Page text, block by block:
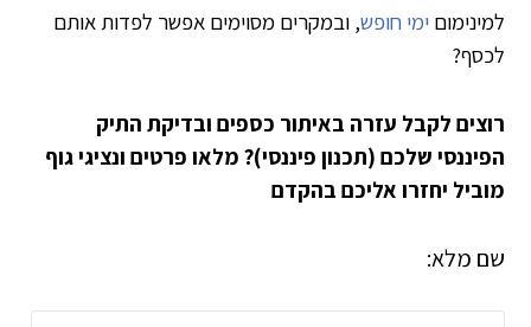
למינימוםימי חופש, ובמקרים מסוימים אפשר לפדות אותם
לכסף?
רוצים לקבל עזרה באיתור כספים ובדיקת התיק
הפיננסי שלכם (תכנון פיננסי)? מלאו פרטים ונציגי גוף
מוביל יחזרו אליכם בהקדם
שם מלא: